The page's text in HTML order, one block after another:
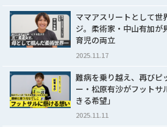
ママアスリートとして世
ジ。柔術家・中山有加が
育児の両立
2025.11.17
難病を乗り越え、再びピ
ー・松原有沙がフットサ
きる希望」
2025.11.11